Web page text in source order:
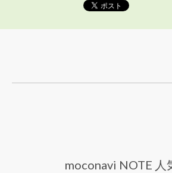
moconavi NOTE 人